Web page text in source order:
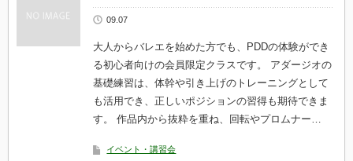
ン
サ
全
員
ル
ル
ベ
が
善
全
09.07
大人からバレエを始めた方でも、PDDの体験ができ
る初心者向けの会員限定クラスです。 アダージオの
基礎練習は、体幹や引き上げのトレーニングとして
も活用でき、正しいポジションの習得も期待できま
す。 作品内から抜粋を重ね、回転やプロムナー…
イベント・講習会